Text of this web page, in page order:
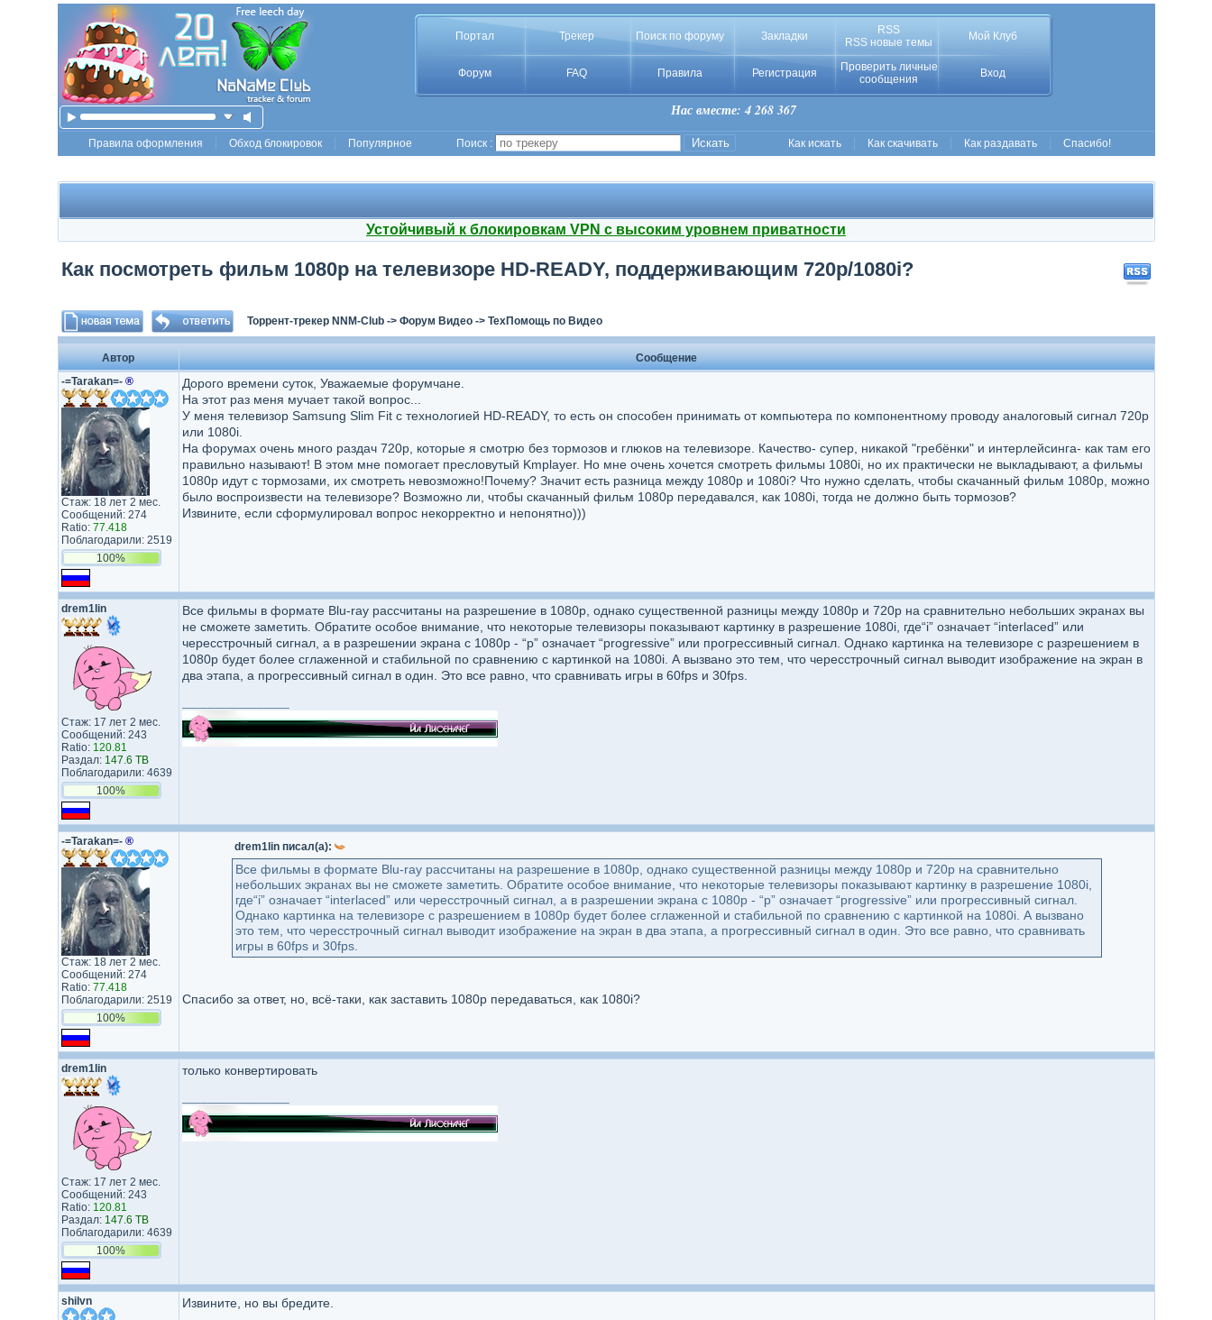
Портал Трекер Поиск по форуму Закладки
RSS
RSS новые темы
Мой Клуб
Форум FAQ Правила Регистрация
Проверить личные
сообщения
Вход
Нас вместе: 4 268 367
Правила оформления Обход блокировок Популярное Поиск : Как искать Как скачивать Как раздавать Спасибо!
Устойчивый к блокировкам VPN с высоким уровнем приватности
Как посмотреть фильм 1080p на телевизоре HD-READY, поддерживающим 720p/1080i?
Торрент-трекер NNM-Club-> Форум Видео-> ТехПомощь по Видео
Автор
Сообщение
-=Tarakan=- ®
Стаж: 18 лет 2 мес.
Сообщений: 274
Ratio: 77.418
Поблагодарили: 2519
100%
Дорого времени суток, Уважаемые форумчане.
На этот раз меня мучает такой вопрос...
У меня телевизор Samsung Slim Fit с технологией HD-READY, то есть он способен принимать от компьютера по компонентному проводу аналоговый сигнал 720p
или 1080i.
На форумах очень много раздач 720p, которые я смотрю без тормозов и глюков на телевизоре. Качество- супер, никакой "гребёнки" и интерлейсинга- как там его
правильно называют! В этом мне помогает пресловутый Kmplayer. Но мне очень хочется смотреть фильмы 1080i, но их практически не выкладывают, а фильмы
1080p идут с тормозами, их смотреть невозможно!Почему? Значит есть разница между 1080p и 1080i? Что нужно сделать, чтобы скачанный фильм 1080p, можно
было воспроизвести на телевизоре? Возможно ли, чтобы скачанный фильм 1080p передавался, как 1080i, тогда не должно быть тормозов?
Извините, если сформулировал вопрос некорректно и непонятно)))
drem1lin
Стаж: 17 лет 2 мес.
Сообщений: 243
Ratio: 120.81
Раздал: 147.6 TB
Поблагодарили: 4639
100%
Все фильмы в формате Blu-ray рассчитаны на разрешение в 1080p, однако существенной разницы между 1080p и 720p на сравнительно небольших экранах вы
не сможете заметить. Обратите особое внимание, что некоторые телевизоры показывают картинку в разрешение 1080i, где“i” означает “interlaced” или
чересстрочный сигнал, а в разрешении экрана с 1080p - “p” означает “progressive” или прогрессивный сигнал. Однако картинка на телевизоре с разрешением в
1080p будет более сглаженной и стабильной по сравнению с картинкой на 1080i. А вызвано это тем, что чересстрочный сигнал выводит изображение на экран в
два этапа, а прогрессивный сигнал в один. Это все равно, что сравнивать игры в 60fps и 30fps.
-=Tarakan=- ®
Стаж: 18 лет 2 мес.
Сообщений: 274
Ratio: 77.418
Поблагодарили: 2519
100%
drem1lin писал(а):
Все фильмы в формате Blu-ray рассчитаны на разрешение в 1080p, однако существенной разницы между 1080p и 720p на сравнительно
небольших экранах вы не сможете заметить. Обратите особое внимание, что некоторые телевизоры показывают картинку в разрешение 1080i,
где“i” означает “interlaced” или чересстрочный сигнал, а в разрешении экрана с 1080p - “p” означает “progressive” или прогрессивный сигнал.
Однако картинка на телевизоре с разрешением в 1080p будет более сглаженной и стабильной по сравнению с картинкой на 1080i. А вызвано
это тем, что чересстрочный сигнал выводит изображение на экран в два этапа, а прогрессивный сигнал в один. Это все равно, что сравнивать
игры в 60fps и 30fps.
Спасибо за ответ, но, всё-таки, как заставить 1080p передаваться, как 1080i?
drem1lin
Стаж: 17 лет 2 мес.
Сообщений: 243
Ratio: 120.81
Раздал: 147.6 TB
Поблагодарили: 4639
100%
только конвертировать
shilvn Извините, но вы бредите.